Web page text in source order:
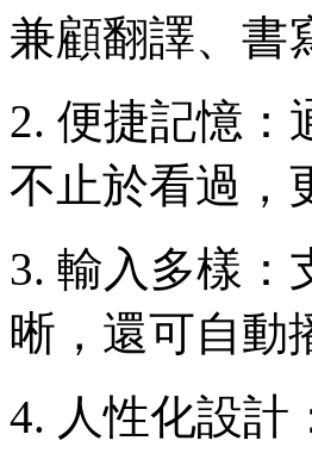
兼顧翻譯、書
2. 便捷記憶：
不止於看過，
3. 輸入多樣：
晰，還可自動
4. 人性化設計